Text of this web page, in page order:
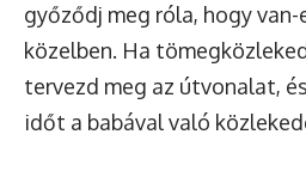
győződj meg róla, hogy
közelben. Ha
tervezd meg az útvonalat,
időt a babával való